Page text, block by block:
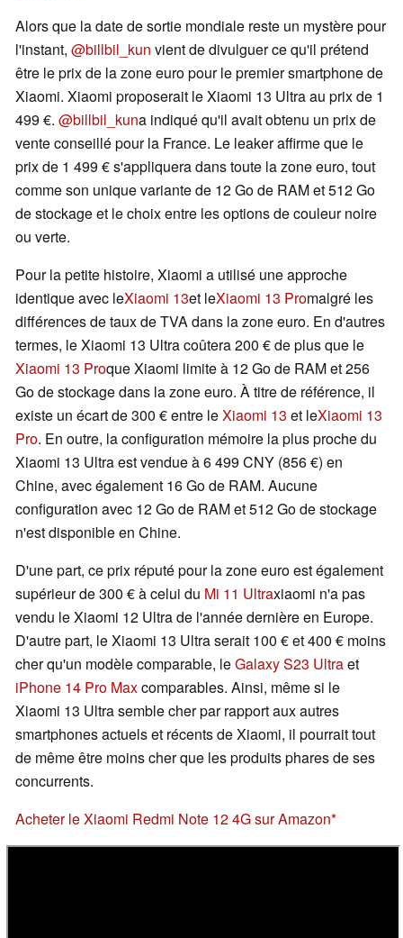
Alors que la date de sortie mondiale reste un mystère pour
l'instant, @billbil_kun vient de divulguer ce qu'il prétend
être le prix de la zone euro pour le premier smartphone de
Xiaomi. Xiaomi proposerait le Xiaomi 13 Ultra au prix de 1
499 €. @billbil_kuna indiqué qu'il avait obtenu un prix de
vente conseillé pour la France. Le leaker affirme que le
prix de 1 499 € s'appliquera dans toute la zone euro, tout
comme son unique variante de 12 Go de RAM et 512 Go
de stockage et le choix entre les options de couleur noire
ou verte.
Pour la petite histoire, Xiaomi a utilisé une approche
identique avec leXiaomi 13et leXiaomi 13 Promalgré les
différences de taux de TVA dans la zone euro. En d'autres
termes, le Xiaomi 13 Ultra coûtera 200 € de plus que le
Xiaomi 13 Proque Xiaomi limite à 12 Go de RAM et 256
Go de stockage dans la zone euro. À titre de référence, il
existe un écart de 300 € entre leXiaomi 13 et leXiaomi 13
Pro. En outre, la configuration mémoire la plus proche du
Xiaomi 13 Ultra est vendue à 6 499 CNY (856 €) en
Chine, avec également 16 Go de RAM. Aucune
configuration avec 12 Go de RAM et 512 Go de stockage
n'est disponible en Chine.
D'une part, ce prix réputé pour la zone euro est également
supérieur de 300 € à celui du Mi 11 Ultraxiaomi n'a pas
vendu le Xiaomi 12 Ultra de l'année dernière en Europe.
D'autre part, le Xiaomi 13 Ultra serait 100 € et 400 € moins
cher qu'un modèle comparable, leGalaxy S23 Ultraet
iPhone 14 Pro Maxcomparables. Ainsi, même si le
Xiaomi 13 Ultra semble cher par rapport aux autres
smartphones actuels et récents de Xiaomi, il pourrait tout
de même être moins cher que les produits phares de ses
concurrents.
Acheter le Xiaomi Redmi Note 12 4G sur Amazon